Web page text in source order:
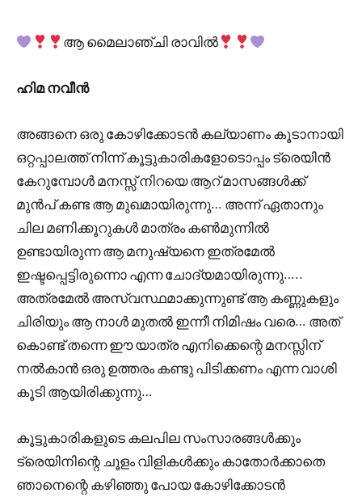
ആ മൈലാഞ്ചി രാവിൽ
ഹിമ നവീൻ
അങ്ങനെ ഒരു കോഴിക്കോടൻ കല്യാണം കൂടാനായി
ഒറ്റപ്പാലത്ത് നിന്ന് കൂട്ടുകാരികളോടൊപ്പം ട്രെയിൻ
കേറുമ്പോൾ മനസ്സ് നിറയെ ആറ് മാസങ്ങൾക്ക്
മുൻപ് കണ്ട ആ മുഖമായിരുന്നു… അന്ന് ഏതാനും
ചില മണിക്കൂറുകൾ മാത്രം കൺമുന്നിൽ
ഉണ്ടായിരുന്ന ആ മനുഷ്യനെ ഇത്രമേൽ
ഇഷ്ടപ്പെട്ടിരുന്നൊ എന്ന ചോദ്യമായിരുന്നു…..
അത്രമേൽ അസ്വസ്ഥമാക്കുന്നുണ്ട് ആ കണ്ണുകളും
ചിരിയും ആ നാൾ മുതൽ ഇന്നീ നിമിഷം വരെ… അത്
കൊണ്ട് തന്നെ ഈ യാത്ര എനിക്കെന്റെ മനസ്സിന്
നൽകാൻ ഒരു ഉത്തരം കണ്ടു പിടിക്കണം എന്ന വാശി
കൂടി ആയിരിക്കുന്നു…
കൂട്ടുകാരികളുടെ കലപില സംസാരങ്ങൾക്കും
ട്രെയിനിന്റെ ചൂളം വിളികൾക്കും കാതോർക്കാതെ
ഞാനെന്റെ കഴിഞ്ഞു പോയ കോഴിക്കോടൻ